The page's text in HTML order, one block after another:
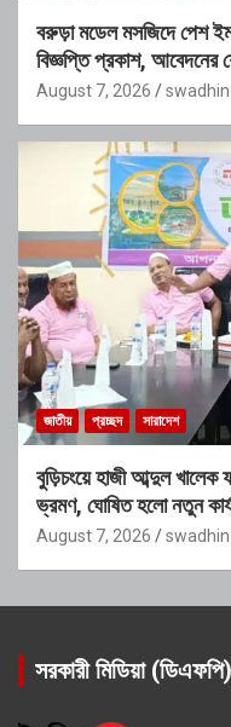
বরুড়া মডেল মসজিদে পেশ
বিজ্ঞপ্তি প্রকাশ,
August 7, 2026 swadhin
জাতীয় প্রচ্ছদ সারাদেশ
বুড়িচংয়ে হাজী আব্দুল
ভ্রমণ, ঘোষিত হলো নতুন
August 7, 2026 swadhin
সরকারী মিডিয়া